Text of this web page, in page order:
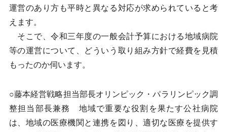
運営のあり方も平時と異なる対応が求められていると考
えます。
そこで、令和三年度の一般会計予算における地域病院
等の運営について、どういう取り組み方針で経費を見積
もったのか伺います。
○藤本経営戦略担当部長オリンピック・パラリンピック調
整担当部長兼務 地域で重要な役割を果たす公社病院
は、地域の医療機関と連携を図り、適切な医療を提供す